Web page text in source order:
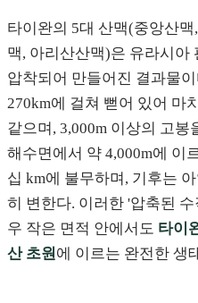
타이완의 5대 산맥(중앙산
맥, 아리산산맥)은 유라시아
압착되어 만들어진 결과물
270km에 걸쳐 뻗어 있어 마
같으며, 3,000m 이상의 고봉
해수면에서 약 4,000m에 이
십 km에 불무하며, 기후는
히 변한다. 이러한 '압축된
우 작은 면적 안에서도 타이
산 초원에 이르는 완전한 생